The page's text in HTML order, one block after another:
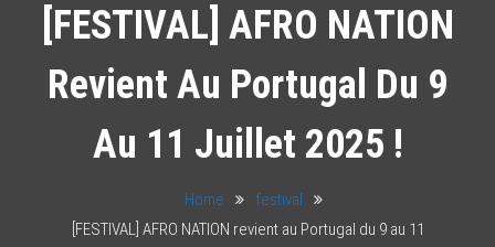
[FESTIVAL] AFRO NATION
Revient Au Portugal Du 9
Au 11 Juillet 2025 !
Home
festival
[FESTIVAL] AFRO NATION revient au Portugal du 9 au 11